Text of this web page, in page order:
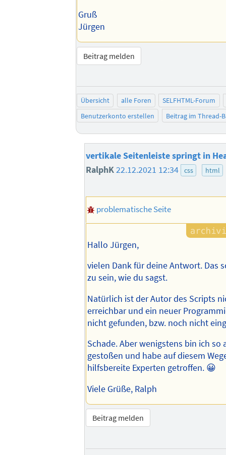
Gruß
Jürgen
Beitrag melden
Übersicht alle Foren
SELFHTML-Forum
Benutzerkonto erstellen
Beitrag im Thread-
vertikale Seitenleiste springt in
RalphK22.12.2021 12:34 css html
problematische Seite
Hallo Jürgen,
vielen Dank für deine Antwort. Das
zu sein, wie du sagst.
Natürlich ist der Autor des Scripts
erreichbar und ein neuer
nicht gefunden, bzw. noch nicht
Schade. Aber wenigstens bin ich so
gestoßen und habe auf diesem
hilfsbereite Experten getroffen. 😀
Viele Grüße, Ralph
Beitrag melden